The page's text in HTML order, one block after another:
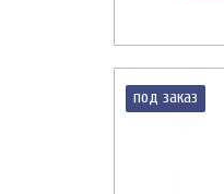
под заказ